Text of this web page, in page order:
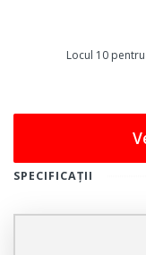
În plus, această
Pachetul include 1
și stil în casa sau
dublă Livolo cu
excelentă. Nu
dispozitivele
experiență mult
SPECIFICAȚII
Locul 10